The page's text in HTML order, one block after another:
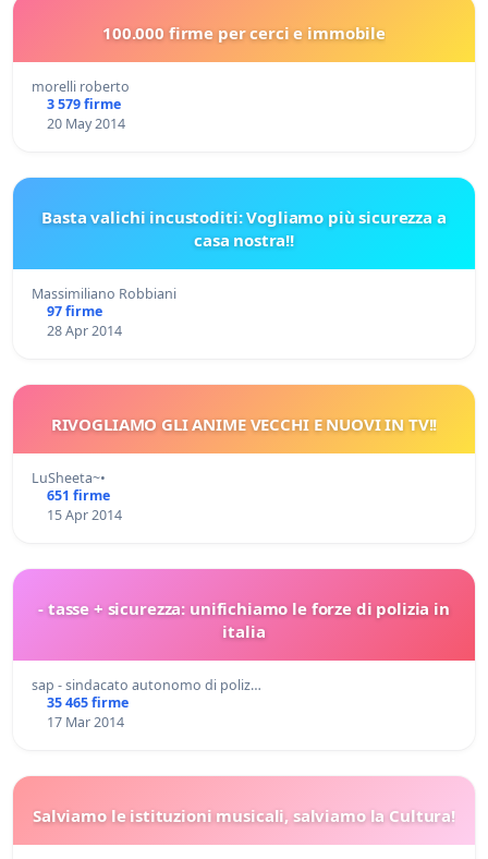
100.000 firme per cerci e immobile
morelli roberto
3 579 firme
20 May 2014
Basta valichi incustoditi: Vogliamo più sicurezza a
casa nostra!!
Massimiliano Robbiani
97 firme
28 Apr 2014
RIVOGLIAMO GLI ANIME VECCHI E NUOVI IN TV!!
LuSheeta~•
651 firme
15 Apr 2014
- tasse + sicurezza: unifichiamo le forze di polizia in
italia
sap - sindacato autonomo di poliz…
35 465 firme
17 Mar 2014
Salviamo le istituzioni musicali, salviamo la Cultura!